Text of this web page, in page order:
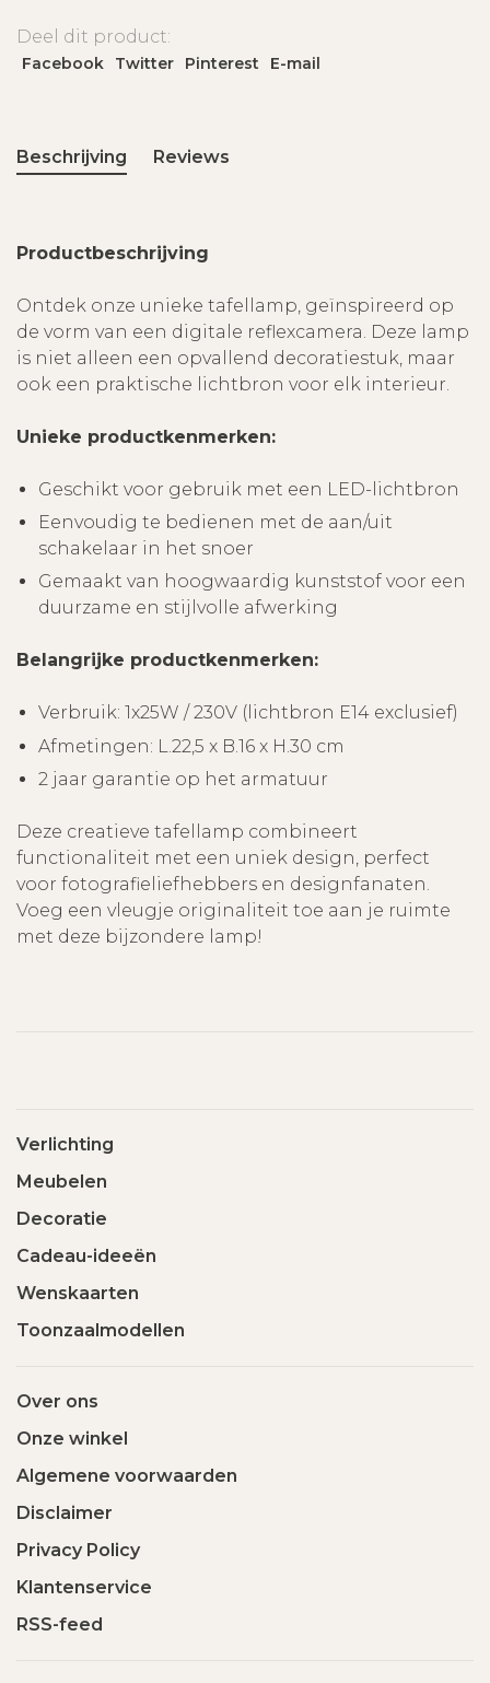
Deel dit product:
Facebook Twitter Pinterest E-mail
Beschrijving Reviews
Productbeschrijving
Ontdek onze unieke tafellamp, geïnspireerd op
de vorm van een digitale reflexcamera. Deze lamp
is niet alleen een opvallend decoratiestuk, maar
ook een praktische lichtbron voor elk interieur.
Unieke productkenmerken:
Geschikt voor gebruik met een LED-lichtbron
Eenvoudig te bedienen met de aan/uit
schakelaar in het snoer
Gemaakt van hoogwaardig kunststof voor een
duurzame en stijlvolle afwerking
Belangrijke productkenmerken:
Verbruik: 1x25W / 230V (lichtbron E14 exclusief)
Afmetingen: L.22,5 x B.16 x H.30 cm
2 jaar garantie op het armatuur
Deze creatieve tafellamp combineert
functionaliteit met een uniek design, perfect
voor fotografieliefhebbers en designfanaten.
Voeg een vleugje originaliteit toe aan je ruimte
met deze bijzondere lamp!
Verlichting
Meubelen
Decoratie
Cadeau-ideeën
Wenskaarten
Toonzaalmodellen
Over ons
Onze winkel
Algemene voorwaarden
Disclaimer
Privacy Policy
Klantenservice
RSS-feed